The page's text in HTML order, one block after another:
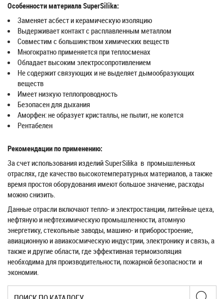
Особенности материала SuperSilika:
Заменяет асбест и керамическую изоляцию
Выдерживает контакт с расплавленным металлом
Совместим с большинством химических веществ
Многократно применяется при теплосменах
Обладает высоким электросопротивлением
Не содержит связующих и не выделяет дымообразующих
веществ
Имеет низкую теплопроводность
Безопасен для дыхания
Аморфен: не образует кристаллы, не пылит, не колется
Рентабелен
Рекомендации по применению:
За счет использования изделий SuperSilika в промышленных
отраслях, где качество высокотемпературных материалов, а также
время простоя оборудования имеют большое значение, расходы
можно снизить.
Данные отрасли включают тепло- и электростанции, литейные цеха,
нефтяную и нефтехимическую промышленности, атомную
энергетику, стекольные заводы, машино- и приборостроение,
авиационную и авиакосмическую индустрии, электронику и связь, а
также и другие области, где эффективная термоизоляция
необходима для производительности, пожарной безопасности и
экономии.